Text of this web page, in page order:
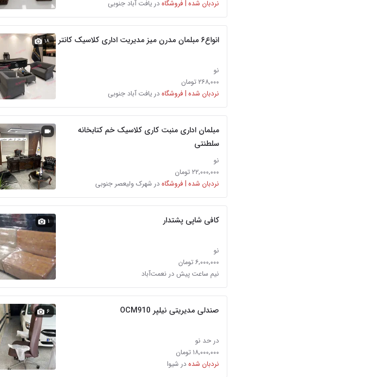
نردبان شده | فروشگاهدر یافت آباد جنوبی
انواع۶ مبلمان مدرن میز مدیریت اداری کلاسیک کانتر
نو
۲۶۸,۰۰۰ تومان
نردبان شده | فروشگاهدر یافت آباد جنوبی
۱۸
مبلمان اداری منبت کاری کلاسیک خم کتابخانه
سلطنتی
نو
۲۲,۰۰۰,۰۰۰ تومان
نردبان شده | فروشگاهدر شهرک ولیعصر جنوبی
کافی شاپی پشتدار
نو
۶,۰۰۰,۰۰۰ تومان
نیم ساعت پیش در نعمت‌آباد
۱
صندلی مدیریتی نیلپر OCM910
در حد نو
۱۸,۰۰۰,۰۰۰ تومان
نردبان شدهدر شیوا
۶